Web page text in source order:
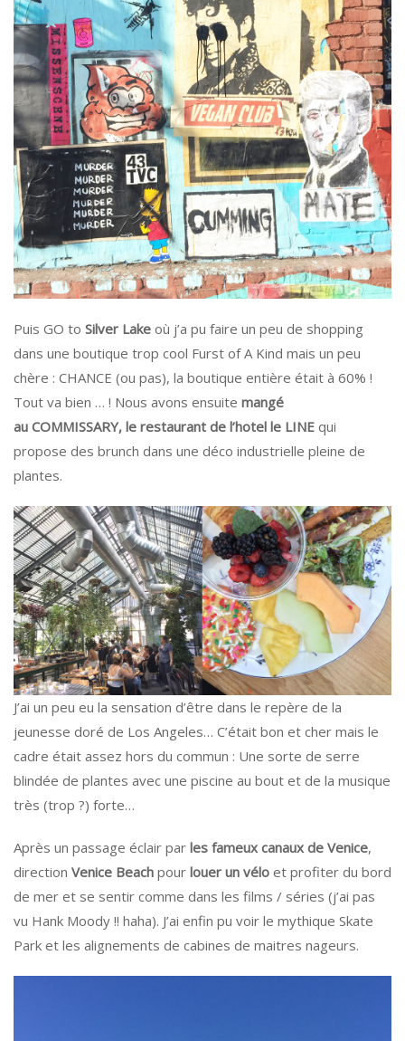
Puis GO to Silver Lake où j’a pu faire un peu de shopping
dans une boutique trop cool Furst of A Kind mais un peu
chère : CHANCE (ou pas), la boutique entière était à 60% !
Tout va bien … ! Nous avons ensuite mangé
au COMMISSARY, le restaurant de l’hotel le LINE qui
propose des brunch dans une déco industrielle pleine de
plantes.
J’ai un peu eu la sensation d’être dans le repère de la
jeunesse doré de Los Angeles… C’était bon et cher mais le
cadre était assez hors du commun : Une sorte de serre
blindée de plantes avec une piscine au bout et de la musique
très (trop ?) forte…
Après un passage éclair par les fameux canaux de Venice,
direction Venice Beach pour louer un vélo et profiter du bord
de mer et se sentir comme dans les films / séries (j’ai pas
vu Hank Moody !! haha). J’ai enfin pu voir le mythique Skate
Park et les alignements de cabines de maitres nageurs.